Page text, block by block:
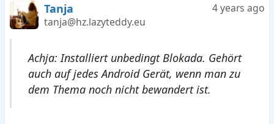
4 years ago
Tanja
tanja@hz.lazyteddy.eu
Achja: Installiert unbedingt Blokada. Gehört
auch auf jedes Android Gerät, wenn man zu
dem Thema noch nicht bewandert ist.